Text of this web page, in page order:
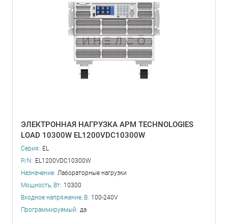
ЭЛЕКТРОННАЯ НАГРУЗКА APM TECHNOLOGIES
LOAD 10300W EL1200VDC10300W
Серия: EL
P/N: EL1200VDC10300W
Назначение: Лабораторные нагрузки
Мощность, Вт: 10300
Входное напряжение, В: 100-240V
Программируемый: да